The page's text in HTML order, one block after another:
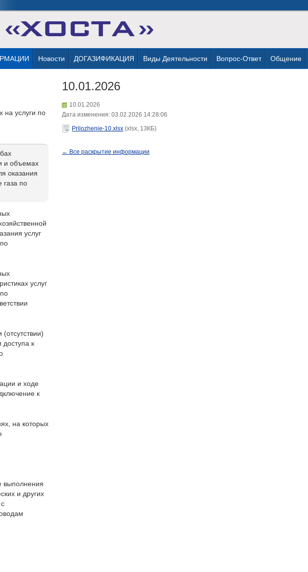
Новости ДОГАЗИФИКАЦИЯ Виды Деятельности Вопрос-Ответ Общение
услуги по
и объемах
оказания
газа по
услуг
услуг
доступа к
и ходе
к
на которых
выполнения
и других
10.01.2026
10.01.2026
Дата изменения: 03.02.2026 14:28:06
Prilozhenie-10.xlsx (xlsx, 13КБ)
← Все раскрытие информации